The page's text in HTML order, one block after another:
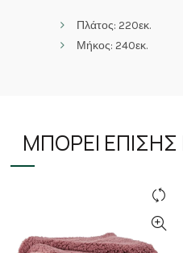
Πλάτος: 220εκ.
Μήκος: 240εκ.
ΜΠΟΡΕΊ